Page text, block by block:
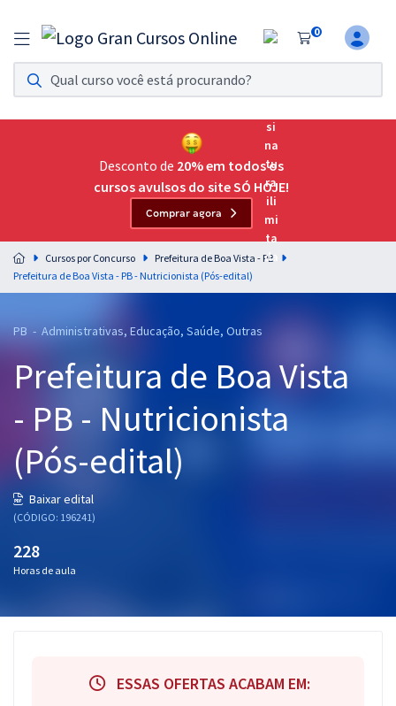
0
Assinatura Ilimitada 11
Acesso a todos os cursos. Teste grátis por 7 dias!
Assinatura OAB Até Passar
Acesso ilimitado a toda preparação para o Exame da
Residências Multiprofissionais
Preparação completa e intensiva para as principais
residências em saúde do Brasil
Cursos 20% OFF
Graduação
OAB
Conteúdo gratuito
Desconto de 20% em todos os
cursos avulsos do site SÓ HOJE!
Comprar agora
Cursos por Concurso
Prefeitura de Boa Vista - PB
Prefeitura de Boa Vista - PB - Nutricionista (Pós-edital)
PB - Administrativas, Educação, Saúde, Outras
Prefeitura de Boa Vista
- PB - Nutricionista
(Pós-edital)
Baixar edital
(CÓDIGO: 196241)
228
Horas de aula
ESSAS OFERTAS ACABAM EM: